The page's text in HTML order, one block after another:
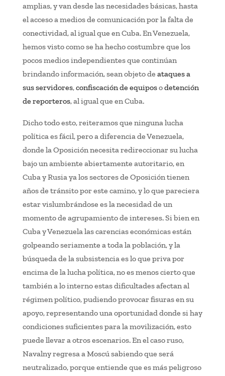
amplias, y van desde las necesidades básicas, hasta
el acceso a medios de comunicación por la falta de
conectividad, al igual que en Cuba. En Venezuela,
hemos visto como se ha hecho costumbre que los
pocos medios independientes que continúan
brindando información, sean objeto de ataques a
sus servidores,confiscación de equiposodetención
de reporteros, al igual que en Cuba.
Dicho todo esto, reiteramos que ninguna lucha
política es fácil, pero a diferencia de Venezuela,
donde la Oposición necesita redireccionar su lucha
bajo un ambiente abiertamente autoritario, en
Cuba y Rusia ya los sectores de Oposición tienen
años de tránsito por este camino, y lo que pareciera
estar vislumbrándose es la necesidad de un
momento de agrupamiento de intereses. Si bien en
Cuba y Venezuela las carencias económicas están
golpeando seriamente a toda la población, y la
búsqueda de la subsistencia es lo que priva por
encima de la lucha política, no es menos cierto que
también a lo interno estas dificultades afectan al
régimen político, pudiendo provocar fisuras en su
apoyo, representando una oportunidad donde si hay
condiciones suficientes para la movilización, esto
puede llevar a otros escenarios. En el caso ruso,
Navalny regresa a Moscú sabiendo que será
neutralizado, porque entiende que es más peligroso